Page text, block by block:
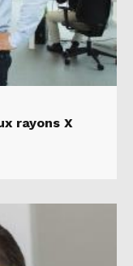
rayons X